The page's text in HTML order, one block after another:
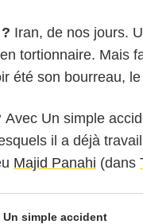
Iran, de nos jours.
tortionnaire. Mais
été son bourreau, le
Avec Un simple
il a déjà
Majid Panahi (dans
Un simple accident